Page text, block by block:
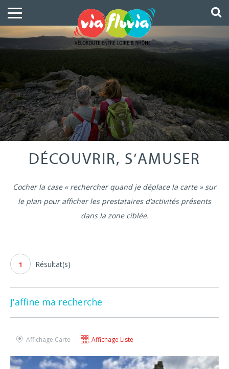
DÉCOUVRIR, S’AMUSER
Cocher la case « rechercher quand je déplace la carte » sur
le plan pour afficher les prestataires d’activités présents
dans la zone ciblée.
1 Résultat(s)
J'affine ma recherche
Affichage Carte Affichage Liste